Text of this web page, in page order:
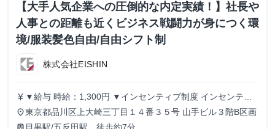
【大手人気企業への圧倒的な内定実績！】社長や
人事との距離も近くビジネス戦闘力が身につく環
境/服装髪色自由/自由シフト制
株式会社EISHIN
currency_yen ▼給与 時給：1,300円 ▼インセンティブ制度 インセンティ
ブ制度あり。 1件の商談実施につき、500円のインセンティ
ブを支給します。 商談につながるアポイントを取得するこ
place東京都品川区上大崎三丁目１４番３５号 山手ビル３階B区画
train